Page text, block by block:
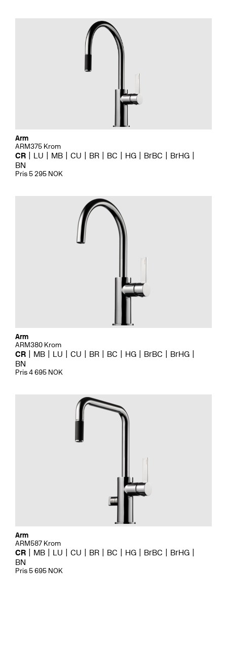
Arm
ARM375 Krom
CR LU MB CU BR BC HG BrBC
BrHG
BN
Pris 5 295 NOK
Arm
ARM380 Krom
CR MB LU CU BR BC HG BrBC
BrHG
BN
Pris 4 695 NOK
Arm
ARM587 Krom
CR MB LU CU BR BC HG BrBC
BrHG
BN
Pris 5 695 NOK